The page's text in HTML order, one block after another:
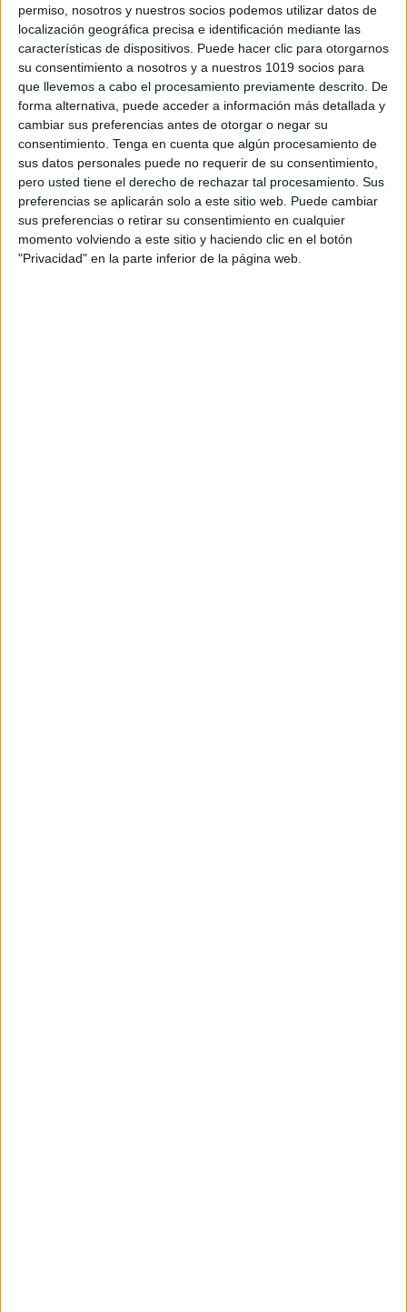
permiso, nosotros y nuestros socios podemos utilizar datos de
localización geográfica precisa e identificación mediante las
características de dispositivos. Puede hacer clic para otorgarnos
su consentimiento a nosotros y a nuestros 1019 socios para
que llevemos a cabo el procesamiento previamente descrito. De
forma alternativa, puede acceder a información más detallada y
cambiar sus preferencias antes de otorgar o negar su
consentimiento. Tenga en cuenta que algún procesamiento de
sus datos personales puede no requerir de su consentimiento,
pero usted tiene el derecho de rechazar tal procesamiento. Sus
preferencias se aplicarán solo a este sitio web. Puede cambiar
sus preferencias o retirar su consentimiento en cualquier
momento volviendo a este sitio y haciendo clic en el botón
"Privacidad" en la parte inferior de la página web.
SEGUIR LEYENDO